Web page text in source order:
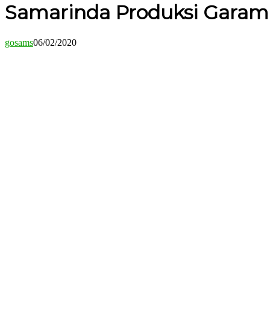
Samarinda Produksi
gosams06/02/2020